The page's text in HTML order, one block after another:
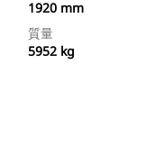
1920 mm
質量
5952 kg